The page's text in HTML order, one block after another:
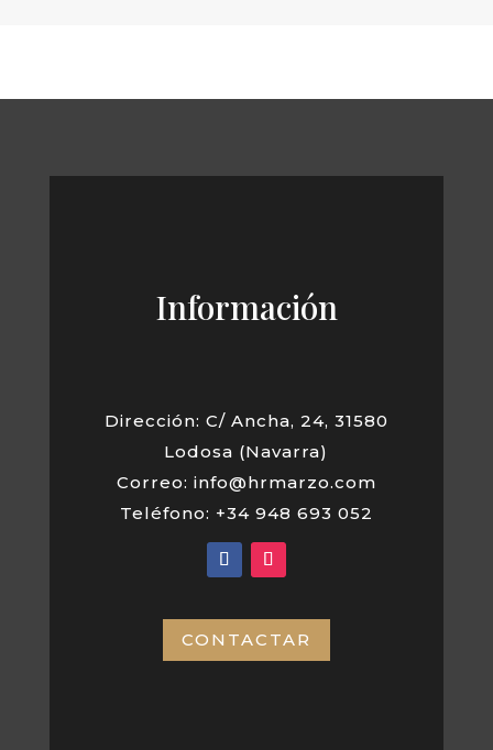
Información
Dirección: C/ Ancha, 24, 31580
Lodosa (Navarra)
Correo: info@hrmarzo.com
Teléfono: +34 948 693 052
CONTACTAR